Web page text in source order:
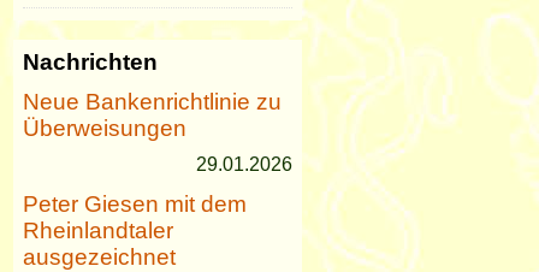
Nachrichten
Neue Bankenrichtlinie zu
Überweisungen
29.01.2026
Peter Giesen mit dem
Rheinlandtaler
ausgezeichnet